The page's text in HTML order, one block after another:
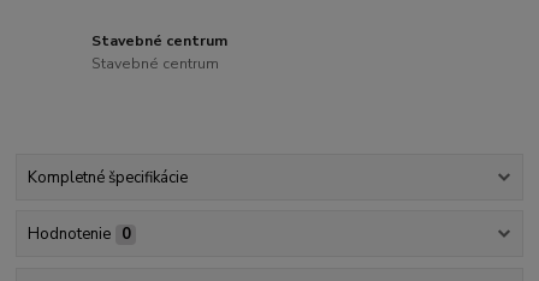
Stavebné centrum
Stavebné centrum
Kompletné špecifikácie
Hodnotenie 0